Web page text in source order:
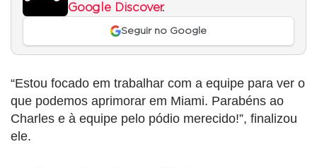
Google Discover.
Seguir no Google
“Estou focado em trabalhar com a equipe para ver o
que podemos aprimorar em Miami. Parabéns ao
Charles e à equipe pelo pódio merecido!”, finalizou
ele.